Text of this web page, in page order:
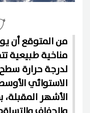
من المتوقع أن
مناخية طبيعية
لدرجة حرارة
الاستوائي
الأشهر